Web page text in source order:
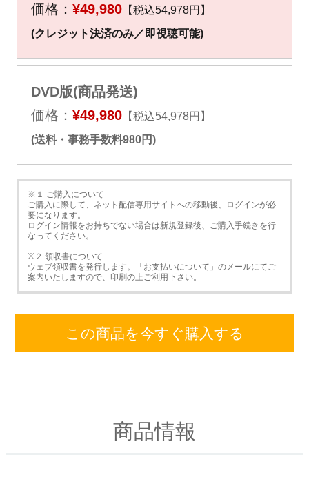
価格： ¥49,980【税込54,978円】
(クレジット決済のみ／即視聴可能)
DVD版(商品発送)
価格： ¥49,980【税込54,978円】
(送料・事務手数料980円)
※１ ご購入について
ご購入に際して、ネット配信専用サイトへの移動後、ログインが必
要になります。
ログイン情報をお持ちでない場合は新規登録後、ご購入手続きを行
なってください。
※２ 領収書について
ウェブ領収書を発行します。「お支払いについて」のメールにてご
案内いたしますので、印刷の上ご利用下さい。
この商品を今すぐ購入する
商品情報